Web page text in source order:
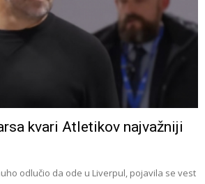
kvari Atletikov najvažniji
odlučio da ode u Liverpul, pojavila se vest